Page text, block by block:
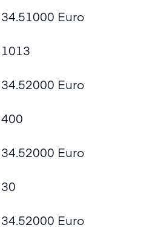
34.51000 Euro
1013
34.52000 Euro
400
34.52000 Euro
30
34.52000 Euro